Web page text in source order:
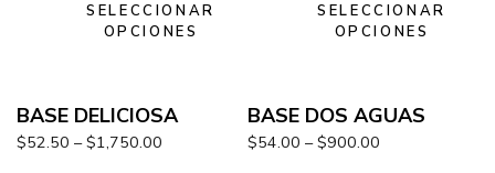
SELECCIONAR
OPCIONES
BASE DELICIOSA
$52.50 – $1,750.00
SELECCIONAR
OPCIONES
BASE DOS AGUAS
$54.00 – $900.00